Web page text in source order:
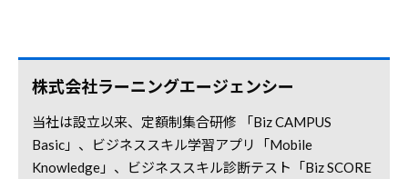
株式会社ラーニングエージェンシー
当社は設立以来、定額制集合研修 「Biz CAMPUS
Basic」、ビジネススキル学習アプリ「Mobile
Knowledge」、ビジネススキル診断テスト「Biz SCORE